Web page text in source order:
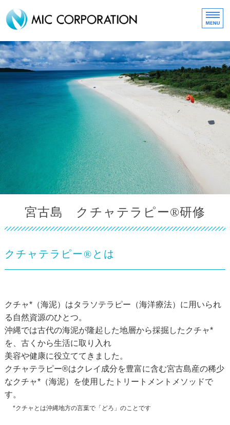
化粧品・コスメ販売の
HOME
about MIC
MIC ONLINE SHOP
スタッフリクルート
宮古島 クチャテラピー®研修
クチャテラピー® とは
クチャ*（海泥）はタラソテラピー（海洋療法）に用いられ
る自然資源のひとつ。
沖縄では古代の海泥が隆起した地層から採掘したクチャ*
を、古くから生活に取り入れ
美容や健康に役立ててきました。
クチャテラピー®​​​​​​​はクレイ成分を豊富に含む宮古島産の稀少
なクチャ*（海泥）を使用したトリートメントメソッドで
す。
*クチャとは沖縄地方の言葉で「どろ」のことです